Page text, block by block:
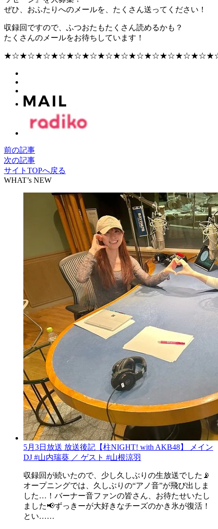
ぜひ、おふたりへのメールを、たくさん送ってください！
収録回ですので、ふつおたもたくさん読めるかも？
たくさんのメールをお待ちしています！
前の記事
次の記事
サイトTOPへ戻る
WHAT’s NEW
5月3日放送 放送後記【柱NIGHT! with AKB48】 メイン
DJ #山内瑞葵 ／ ゲスト #山根涼羽
収録回が続いたので、少し久しぶりの生放送でした📡
オープニングでは、久しぶりの“アノ音”が飛び出しま
した…！バーナー音ファンの皆さん、お待たせいたし
ました📢ずっきーが大好きなチーズのかき氷が復活！
とい……